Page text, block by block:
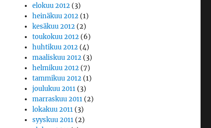
elokuu 2012 (3)
heinäkuu 2012 (1)
kesäkuu 2012 (2)
toukokuu 2012 (6)
huhtikuu 2012 (4)
maaliskuu 2012 (3)
helmikuu 2012 (7)
tammikuu 2012 (1)
joulukuu 2011 (3)
marraskuu 2011 (2)
lokakuu 2011 (3)
syyskuu 2011 (2)